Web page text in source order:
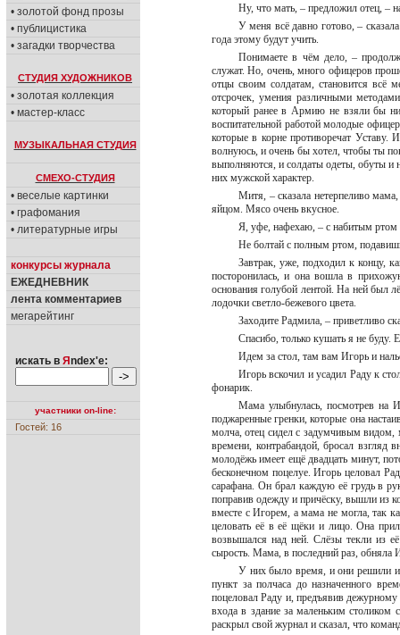
• золотой фонд прозы
• публицистика
• загадки творчества
СТУДИЯ ХУДОЖНИКОВ
• золотая коллекция
• мастер-класс
МУЗЫКАЛЬНАЯ СТУДИЯ
СМЕХО-СТУДИЯ
• веселые картинки
• графомания
• литературные игры
конкурсы журнала
ЕЖЕДНЕВНИК
лента комментариев
мегарейтинг
искать в Я ndex'е:
участники on-line:
Гостей: 16
Ну, что мать, – предложил отец, –
У меня всё давно готово, –
года этому будут учить.
Понимаете в чём дело, –
служат. Но, очень, много офицеров
отцы своим солдатам, становится
отсрочек, умения различными
который ранее в Армию не взяли бы
воспитательной работой молодые
которые в корне противоречат Уставу.
волнуюсь, и очень бы хотел, чтобы ты
выполняются, и солдаты одеты, обуты и
них мужской характер.
Митя, – сказала нетерпеливо
яйцом. Мясо очень вкусное.
Я, уфе, нафехаю, – с набитым ртом
Не болтай с полным ртом,
Завтрак, уже, подходил к концу,
посторонилась, и она вошла в
основания голубой лентой. На ней был
лодочки светло-бежевого цвета.
Заходите Радмила, – приветливо
Спасибо, только кушать я не
Идем за стол, там вам Игорь и
Игорь вскочил и усадил Раду к
фонарик.
Мама улыбнулась, посмотрев на
поджаренные гренки, которые она
молча, отец сидел с задумчивым видом,
времени, контрабандой, бросал взгляд
молодёжь имеет ещё двадцать минут,
бесконечном поцелуе. Игорь целовал
сарафана. Он брал каждую её грудь в
поправив одежду и причёску, вышли из
вместе с Игорем, а мама не могла, так
целовать её в её щёки и лицо. Она
возвышался над ней. Слёзы текли из её
сырость. Мама, в последний раз, обняла
У них было время, и они решили
пункт за полчаса до назначенного
поцеловал Раду и, предъявив
входа в здание за маленьким
раскрыл свой журнал и сказал, что